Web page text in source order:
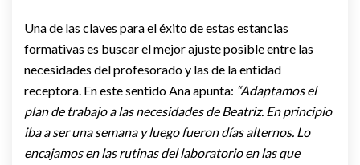
Una de las claves para el éxito de estas estancias
formativas es buscar el mejor ajuste posible entre las
necesidades del profesorado y las de la entidad
receptora. En este sentido Ana apunta: “Adaptamos el
plan de trabajo a las necesidades de Beatriz. En principio
iba a ser una semana y luego fueron días alternos. Lo
encajamos en las rutinas del laboratorio en las que